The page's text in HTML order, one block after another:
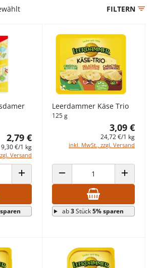
FILTERN
2,79 €
9,30 €/1 kg
Versand
ANZAHL ERHÖHEN
Leerdammer Käse Trio
125 g
3,09 €
24,72 €/1 kg
inkl. MwSt., zzgl. Versand
ANZAHL VERRINGERN ANZAHL
ab3Stück5% sparen